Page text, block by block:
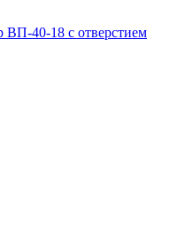
ВП-40-18 с отверстием